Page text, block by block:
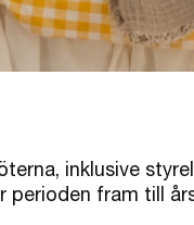
inklusive
perioden fram till